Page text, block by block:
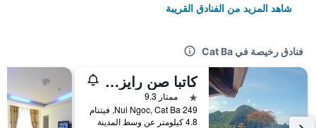
شاهد المزيد من الفنادق القريبة
فنادق رخيصة في Cat Ba
كاتبا صن رايز هوتل
نجمة واحدة
ممتاز 9.3
249 Nui Ngoc, Cat Ba, فيتنام
4.8 كيلومتر عن وسط المدينة